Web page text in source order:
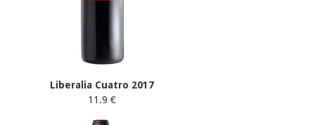
Liberalia Cuatro 2017
11.9 €